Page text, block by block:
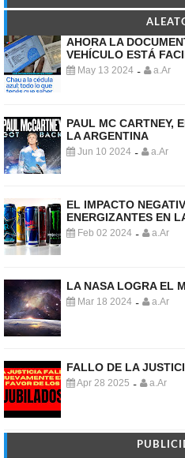
AHORA LA
VEHÍCULO ESTÁ
May 13 2024 - a.Ar
PAUL MC CARTNEY,
LA ARGENTINA
Jun 10 2024 - a.Ar
EL IMPACTO
ENERGIZANTES EN
Feb 02 2024 - a.Ar
LA NASA LOGRA EL
Mar 18 2024 - a.Ar
FALLO DE LA
Apr 28 2025 - a.Ar